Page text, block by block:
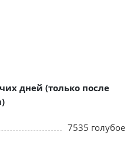
дней (только после
7535 голубое